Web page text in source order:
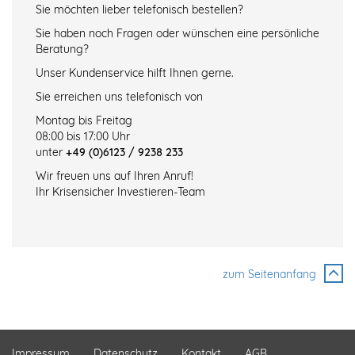
Sie möchten lieber telefonisch bestellen?
Sie haben noch Fragen oder wünschen eine persönliche
Beratung?
Unser Kundenservice hilft Ihnen gerne.
Sie erreichen uns telefonisch von
Montag bis Freitag
08:00 bis 17:00 Uhr
unter +49 (0)6123 / 9238 233
Wir freuen uns auf Ihren Anruf!
Ihr Krisensicher Investieren-Team
zum Seitenanfang